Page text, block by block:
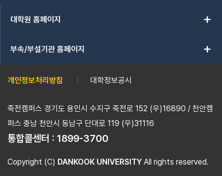
대학원 홈페이지 add
부속/부설기관 홈페이지 add
개인정보처리방침 대학정보공시
죽전캠퍼스 경기도 용인시 수지구 죽전로 152 (우)16890 / 천안캠
퍼스 충남 천안시 동남구 단대로 119 (우)31116
통합콜센터 : 1899-3700
Copyright (C) DANKOOK UNIVERSITY All rights reserved.